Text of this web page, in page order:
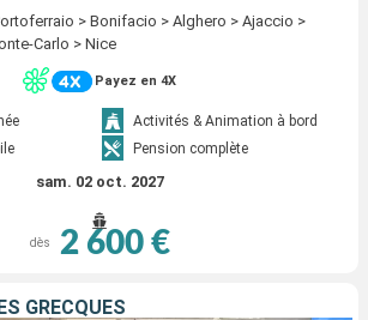
> Bonifacio > Alghero > Ajaccio >
Carlo > Nice
Payez en 4X
Activités & Animation à bord
Pension complète
sam. 02 oct. 2027
dès 2 600 €
GRECQUES